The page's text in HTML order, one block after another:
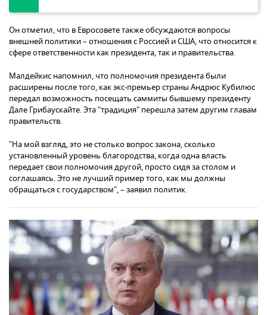
Он отметил, что в Евросовете также обсуждаются вопросы
внешней политики – отношения с Россией и США, что относится к
сфере ответственности как президента, так и правительства.
Малдейкис напомнил, что полномочия президента были
расширены после того, как экс-премьер страны Андрюс Кубилюс
передал возможность посещать саммиты бывшему президенту
Дале Грибаускайте. Эта "традиция" перешла затем другим главам
правительств.
"На мой взгляд, это не столько вопрос закона, сколько
установленный уровень благородства, когда одна власть
передает свои полномочия другой, просто сидя за столом и
соглашаясь. Это не лучший пример того, как мы должны
обращаться с государством", – заявил политик.